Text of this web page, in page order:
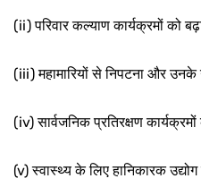
(ii) परिवारकल्याण कार्यक्रमों को
(iii) महामारियों से निपटना और उनके
(iv) सार्वजनिक प्रतिरक्षण
(v) स्वास्थ्य के लिए हानिकारक उद्योग